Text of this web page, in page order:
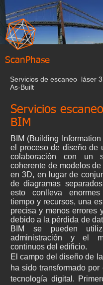
ScanPhase
Servicios de escaneo láser
As-Built
Servicios
BIM
BIM (Building
el proceso de diseño de
colaboración con un
coherente de modelos de
en 3D, en lugar de
de diagramas
esto conlleva
tiempo y recursos, una
precisa y menos errores
debido a la pérdida de
BIM se pueden
administración y el
continuos del edificio.
El campo del diseño de
ha sido transformado
tecnología digital.